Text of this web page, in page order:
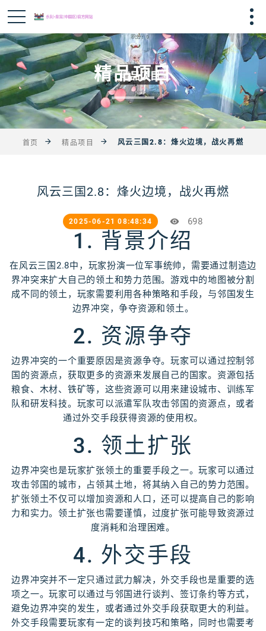
精品项目
首页 精品项目 风云三国2.8：烽火边境，战火再燃
风云三国2.8：烽火边境，战火再燃
2025-06-21 08:48:34 698
1. 背景介绍
在风云三国2.8中，玩家扮演一位军事统帅，需要通过制造边
界冲突来扩大自己的领土和势力范围。游戏中的地图被分割
成不同的领土，玩家需要利用各种策略和手段，与邻国发生
边界冲突，争夺资源和领土。
2. 资源争夺
边界冲突的一个重要原因是资源争夺。玩家可以通过控制邻
国的资源点，获取更多的资源来发展自己的国家。资源包括
粮食、木材、铁矿等，这些资源可以用来建设城市、训练军
队和研发科技。玩家可以派遣军队攻击邻国的资源点，或者
通过外交手段获得资源的使用权。
3. 领土扩张
边界冲突也是玩家扩张领土的重要手段之一。玩家可以通过
攻击邻国的城市，占领其土地，将其纳入自己的势力范围。
扩张领土不仅可以增加资源和人口，还可以提高自己的影响
力和实力。领土扩张也需要谨慎，过度扩张可能导致资源过
度消耗和治理困难。
4. 外交手段
边界冲突并不一定只通过武力解决，外交手段也是重要的选
项之一。玩家可以通过与邻国进行谈判、签订条约等方式，
避免边界冲突的发生，或者通过外交手段获取更大的利益。
外交手段需要玩家有一定的谈判技巧和策略，同时也需要考